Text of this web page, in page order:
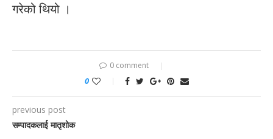
गरेको थियो ।
0 comment
0
previous post
सम्पादकलाई मातृशोक